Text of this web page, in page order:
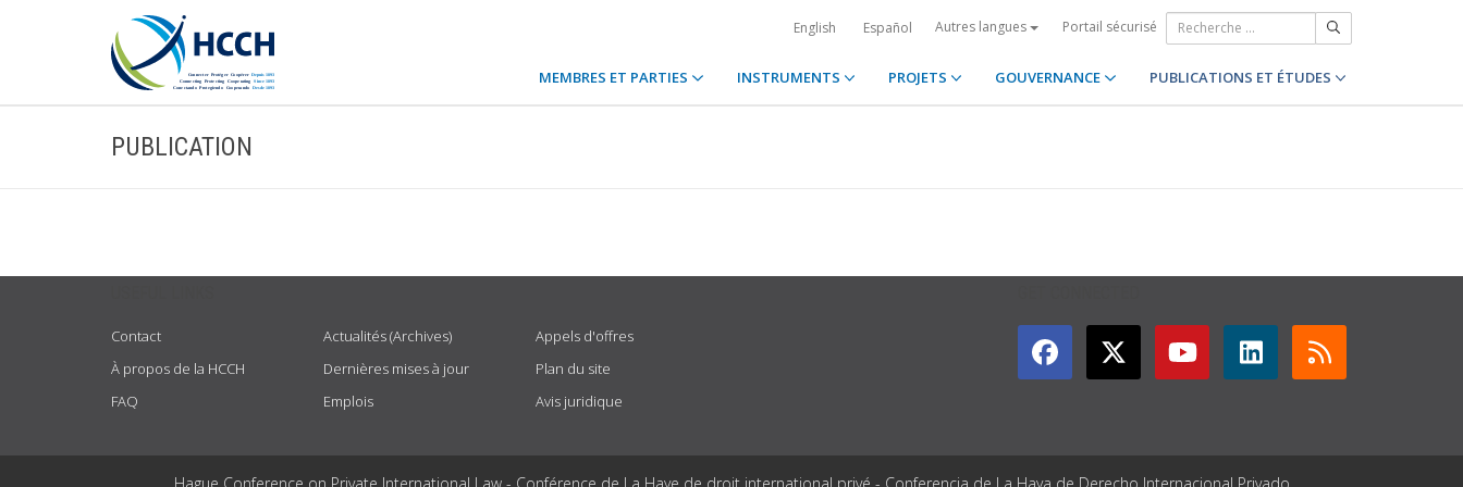
English Español Autres langues Portail sécurisé
MEMBRES ET PARTIES INSTRUMENTS PROJETS GOUVERNANCE PUBLICATIONS ET ÉTUDES
PUBLICATION
Contact
À propos de la HCCH
FAQ
Actualités (Archives)
Dernières mises à jour
Emplois
Appels d'offres
Plan du site
Avis juridique